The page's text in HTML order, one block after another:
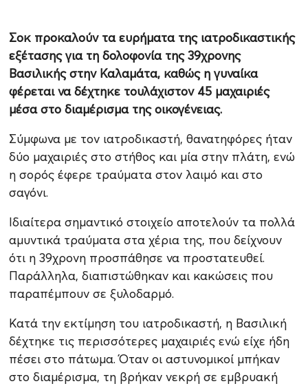
Σοκ προκαλούν τα ευρήματα της ιατροδικαστικής
εξέτασης για τη δολοφονία της 39χρονης
Βασιλικής στην Καλαμάτα, καθώς η γυναίκα
φέρεται να δέχτηκε τουλάχιστον 45 μαχαιριές
μέσα στο διαμέρισμα της οικογένειας.
Σύμφωνα με τον ιατροδικαστή, θανατηφόρες ήταν
δύο μαχαιριές στο στήθος και μία στην πλάτη, ενώ
η σορός έφερε τραύματα στον λαιμό και στο
σαγόνι.
Ιδιαίτερα σημαντικό στοιχείο αποτελούν τα πολλά
αμυντικά τραύματα στα χέρια της, που δείχνουν
ότι η 39χρονη προσπάθησε να προστατευθεί.
Παράλληλα, διαπιστώθηκαν και κακώσεις που
παραπέμπουν σε ξυλοδαρμό.
Κατά την εκτίμηση του ιατροδικαστή, η Βασιλική
δέχτηκε τις περισσότερες μαχαιριές ενώ είχε ήδη
πέσει στο πάτωμα. Όταν οι αστυνομικοί μπήκαν
στο διαμέρισμα, τη βρήκαν νεκρή σε εμβρυακή